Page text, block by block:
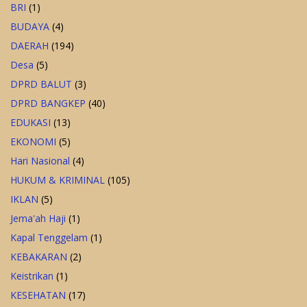
BRI (1)
BUDAYA (4)
DAERAH (194)
Desa (5)
DPRD BALUT (3)
DPRD BANGKEP (40)
EDUKASI (13)
EKONOMI (5)
Hari Nasional (4)
HUKUM & KRIMINAL (105)
IKLAN (5)
Jema'ah Haji (1)
Kapal Tenggelam (1)
KEBAKARAN (2)
Keistrikan (1)
KESEHATAN (17)